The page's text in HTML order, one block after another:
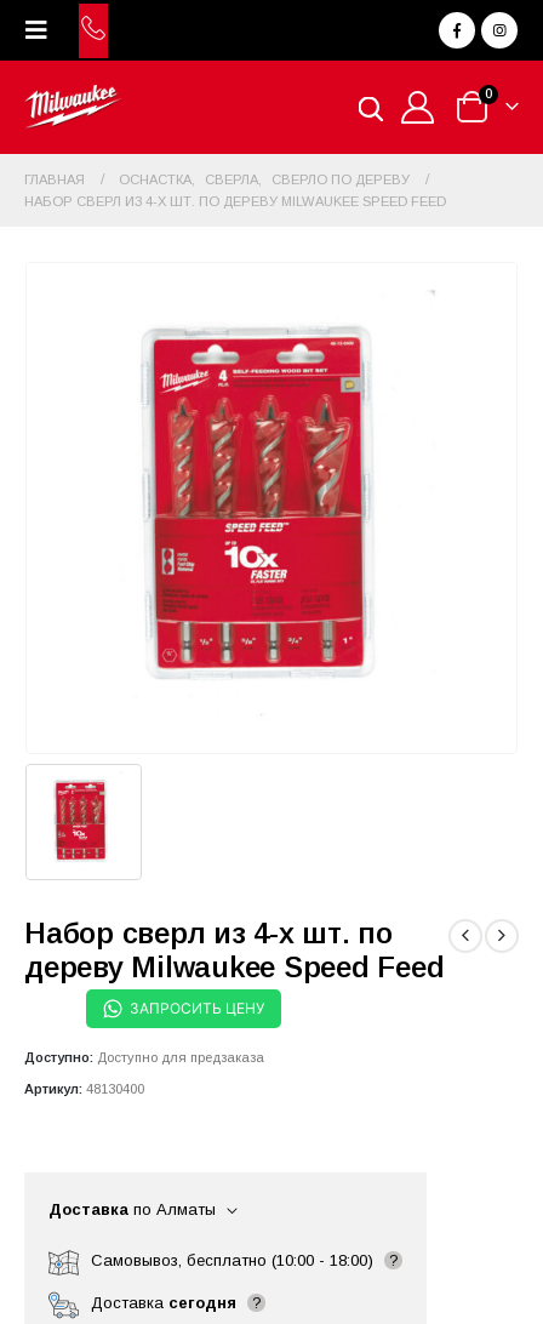
0
ГЛАВНАЯ ОСНАСТКА СВЕРЛА
CВЕРЛО ПО ДЕРЕВУ
НАБОР СВЕРЛ ИЗ 4-Х ШТ. ПО ДЕРЕВУ MILWAUKEE SPEED FEED
Набор сверл из 4-х шт. по
дереву Milwaukee Speed Feed
ЗАПРОСИТЬ ЦЕНУ
Доступно: Доступно для предзаказа
Артикул: 48130400
Доставка по Алматы
Самовывоз, бесплатно (10:00 - 18:00) ?
Доставка сегодня ?